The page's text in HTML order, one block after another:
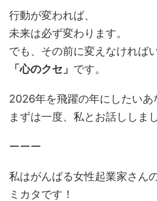
行動が変われば、
未来は必ず変わります。
でも、その前に変えなければ
「心のクセ」 です。
2026年を飛躍の年にしたいあ
まずは一度、私とお話ししま
ーーー
私はがんばる女性起業家さん
ミカタです！